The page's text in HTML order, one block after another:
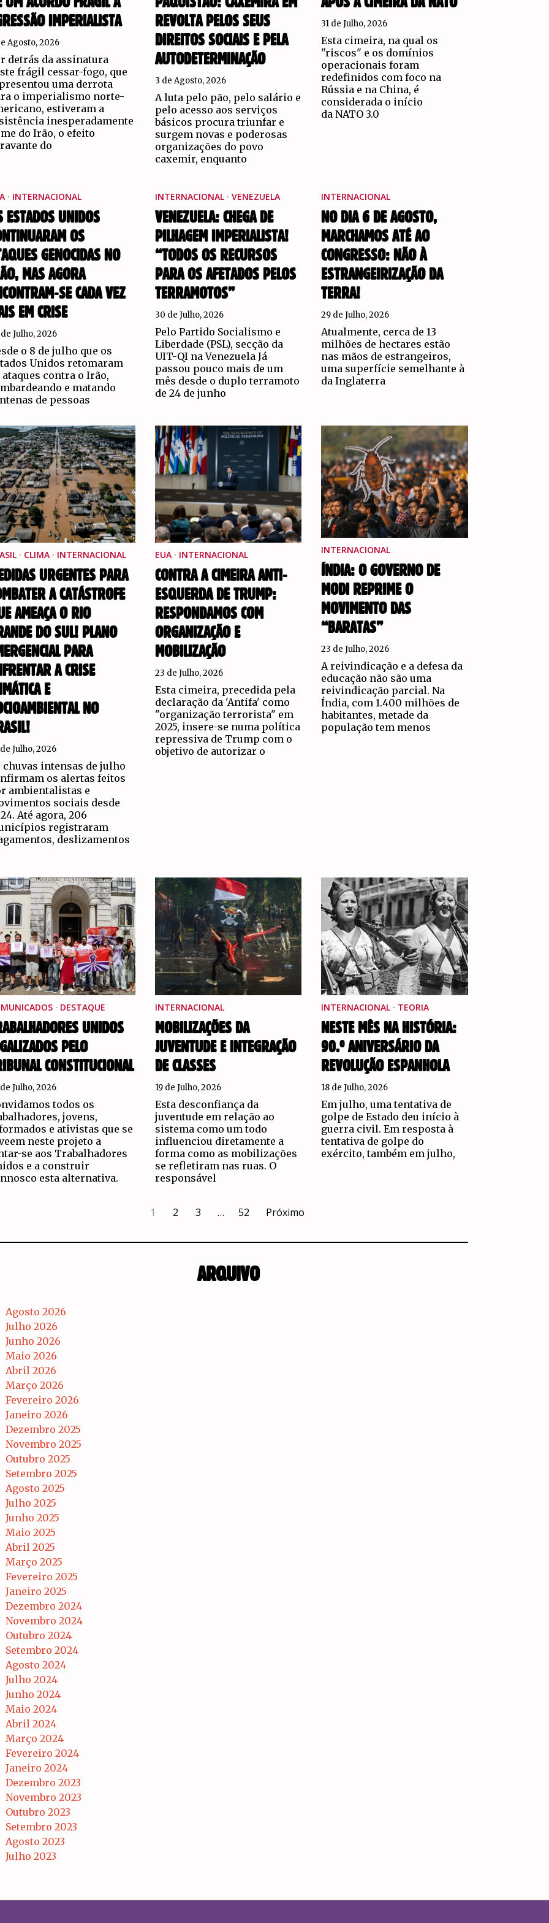
IMPERIALISTA
Agosto, 2026
detrás da assinatura
frágil cessar-fogo, que
uma derrota
o imperialismo norte-
estiveram a
inesperadamente
do Irão, o efeito
do
REVOLTA PELOS SEUS
DIREITOS SOCIAIS E PELA
AUTODETERMINAÇÃO
3 de Agosto, 2026
A luta pelo pão, pelo salário e
pelo acesso aos serviços
básicos procura triunfar e
surgem novas e poderosas
organizações do povo
caxemir, enquanto
31 de Julho, 2026
Esta cimeira, na qual os
"riscos" e os domínios
operacionais foram
redefinidos com foco na
Rússia e na China, é
considerada o início
da NATO 3.0
· INTERNACIONAL
ESTADOS UNIDOS
OS
GENOCIDAS NO
MAS AGORA
SE CADA VEZ
EM CRISE
Julho, 2026
o 8 de julho que os
Unidos retomaram
ataques contra o Irão,
e matando
de pessoas
INTERNACIONAL · VENEZUELA
VENEZUELA: CHEGA DE
PILHAGEM IMPERIALISTA!
“TODOS OS RECURSOS
PARA OS AFETADOS PELOS
TERRAMOTOS”
30 de Julho, 2026
Pelo Partido Socialismo e
Liberdade (PSL), secção da
UIT-QI na Venezuela Já
passou pouco mais de um
mês desde o duplo terramoto
de 24 de junho
INTERNACIONAL
NO DIA 6 DE AGOSTO,
MARCHAMOS ATÉ AO
CONGRESSO: NÃO À
ESTRANGEIRIZAÇÃO DA
TERRA!
29 de Julho, 2026
Atualmente, cerca de 13
milhões de hectares estão
nas mãos de estrangeiros,
uma superfície semelhante à
da Inglaterra
· CLIMA · INTERNACIONAL
URGENTES PARA
A CATÁSTROFE
AMEAÇA O RIO
DO SUL! PLANO
PARA
A CRISE
E
NO
Julho, 2026
chuvas intensas de julho
os alertas feitos
ambientalistas e
sociais desde
Até agora, 206
registraram
deslizamentos
EUA · INTERNACIONAL
CONTRA A CIMEIRA ANTI-
ESQUERDA DE TRUMP:
RESPONDAMOS COM
ORGANIZAÇÃO E
MOBILIZAÇÃO
23 de Julho, 2026
Esta cimeira, precedida pela
declaração da 'Antifa' como
"organização terrorista" em
2025, insere-se numa política
repressiva de Trump com o
objetivo de autorizar o
INTERNACIONAL
ÍNDIA: O GOVERNO DE
MODI REPRIME O
MOVIMENTO DAS
“BARATAS”
23 de Julho, 2026
A reivindicação e a defesa da
educação não são uma
reivindicação parcial. Na
Índia, com 1.400 milhões de
habitantes, metade da
população tem menos
· DESTAQUE
UNIDOS
PELO
CONSTITUCIONAL
Julho, 2026
todos os
jovens,
e ativistas que se
neste projeto a
se aos Trabalhadores
e a construir
esta alternativa.
INTERNACIONAL
MOBILIZAÇÕES DA
JUVENTUDE E INTEGRAÇÃO
DE CLASSES
19 de Julho, 2026
Esta desconfiança da
juventude em relação ao
sistema como um todo
influenciou diretamente a
forma como as mobilizações
se refletiram nas ruas. O
responsável
INTERNACIONAL · TEORIA
NESTE MÊS NA HISTÓRIA:
90.º ANIVERSÁRIO DA
REVOLUÇÃO ESPANHOLA
18 de Julho, 2026
Em julho, uma tentativa de
golpe de Estado deu início à
guerra civil. Em resposta à
tentativa de golpe do
exército, também em julho,
1 2 3 … 52 Próximo
ARQUIVO
Agosto 2026
Julho 2026
Junho 2026
Maio 2026
Abril 2026
Março 2026
Fevereiro 2026
Janeiro 2026
Dezembro 2025
Novembro 2025
Outubro 2025
Setembro 2025
Agosto 2025
Julho 2025
Junho 2025
Maio 2025
Abril 2025
Março 2025
Fevereiro 2025
Janeiro 2025
Dezembro 2024
Novembro 2024
Outubro 2024
Setembro 2024
Agosto 2024
Julho 2024
Junho 2024
Maio 2024
Abril 2024
Março 2024
Fevereiro 2024
Janeiro 2024
Dezembro 2023
Novembro 2023
Outubro 2023
Setembro 2023
Agosto 2023
Julho 2023